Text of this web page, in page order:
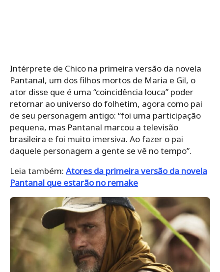
Intérprete de Chico na primeira versão da novela
Pantanal, um dos filhos mortos de Maria e Gil, o
ator disse que é uma “coincidência louca” poder
retornar ao universo do folhetim, agora como pai
de seu personagem antigo: “foi uma participação
pequena, mas Pantanal marcou a televisão
brasileira e foi muito imersiva. Ao fazer o pai
daquele personagem a gente se vê no tempo”.
Leia também: Atores da primeira versão da novela
Pantanal que estarão no remake